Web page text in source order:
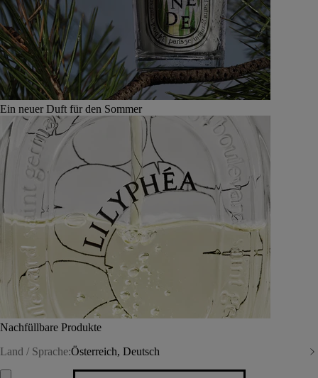
Ein neuer Duft für den Sommer
Nachfüllbare Produkte
Land / Sprache:Österreich, Deutsch